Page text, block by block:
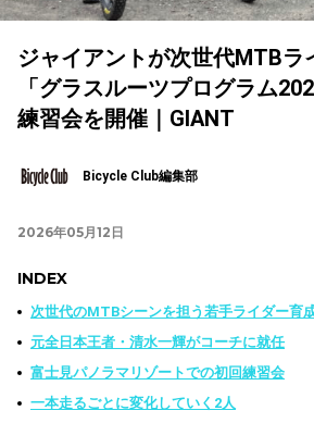
ジャイアントが次世代MTBラ
「グラスルーツプログラム
練習会を開催｜GIANT
Bicycle Club編集部
2026年05月12日
INDEX
次世代のMTBシーンを担う若手ライダー育
元全日本王者・清水一輝がコーチに就任
富士見パノラマリゾートでの初回練習会
一本走るごとに変化していく2人